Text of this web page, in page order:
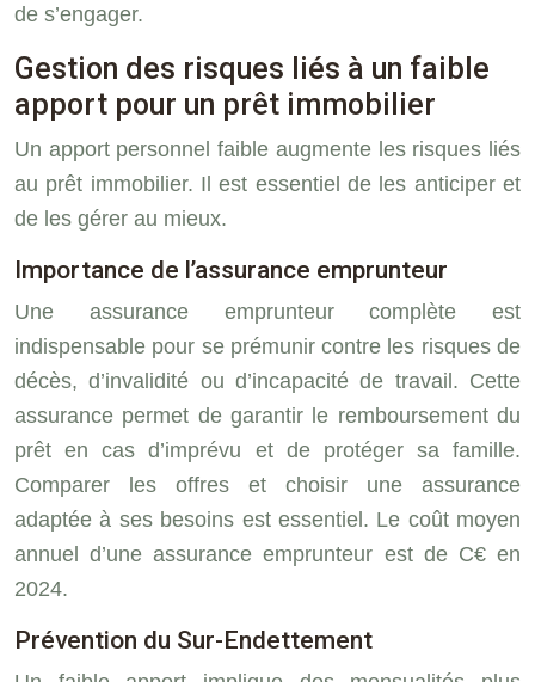
de s’engager.
Gestion des risques liés à un faible
apport pour un prêt immobilier
Un apport personnel faible augmente les risques liés
au prêt immobilier. Il est essentiel de les anticiper et
de les gérer au mieux.
Importance de l’assurance emprunteur
Une assurance emprunteur complète est
indispensable pour se prémunir contre les risques de
décès, d’invalidité ou d’incapacité de travail. Cette
assurance permet de garantir le remboursement du
prêt en cas d’imprévu et de protéger sa famille.
Comparer les offres et choisir une assurance
adaptée à ses besoins est essentiel. Le coût moyen
annuel d’une assurance emprunteur est de C€ en
2024.
Prévention du Sur-Endettement